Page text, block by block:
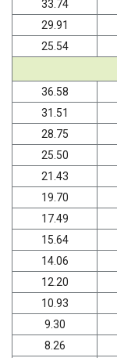
33.74
29.91
25.54
36.58
31.51
28.75
25.50
21.43
19.70
17.49
15.64
14.06
12.20
10.93
9.30
8.26